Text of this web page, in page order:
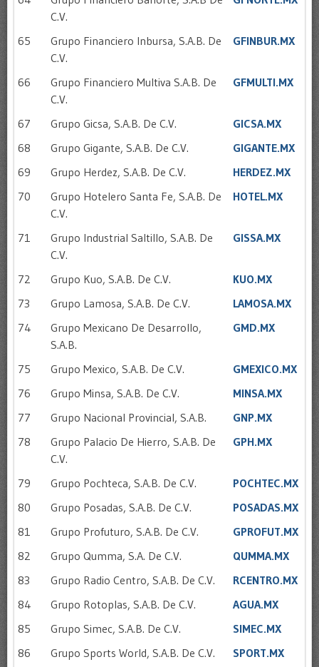
C.V.
65
Grupo Financiero Inbursa, S.A.B. De
C.V.
GFINBUR.MX
66
Grupo Financiero Multiva S.A.B. De
C.V.
GFMULTI.MX
67 Grupo Gicsa, S.A.B. De C.V.
GICSA.MX
68
Grupo Gigante, S.A.B. De C.V.
GIGANTE.MX
69
Grupo Herdez, S.A.B. De C.V.
HERDEZ.MX
70
Grupo Hotelero Santa Fe, S.A.B. De
C.V.
HOTEL.MX
71
Grupo Industrial Saltillo, S.A.B. De
C.V.
GISSA.MX
72 Grupo Kuo, S.A.B. De C.V.
KUO.MX
73
Grupo Lamosa, S.A.B. De C.V.
LAMOSA.MX
74
Grupo Mexicano De Desarrollo,
S.A.B.
GMD.MX
75 Grupo Mexico, S.A.B. De C.V.
GMEXICO.MX
76
Grupo Minsa, S.A.B. De C.V.
MINSA.MX
77
Grupo Nacional Provincial, S.A.B.
GNP.MX
78
Grupo Palacio De Hierro, S.A.B. De
C.V.
GPH.MX
79 Grupo Pochteca, S.A.B. De C.V.
POCHTEC.MX
80
Grupo Posadas, S.A.B. De C.V.
POSADAS.MX
81
Grupo Profuturo, S.A.B. De C.V.
GPROFUT.MX
82
Grupo Qumma, S.A. De C.V.
QUMMA.MX
83
Grupo Radio Centro, S.A.B. De C.V.
RCENTRO.MX
84
Grupo Rotoplas, S.A.B. De C.V.
AGUA.MX
85
Grupo Simec, S.A.B. De C.V.
SIMEC.MX
86
Grupo Sports World, S.A.B. De C.V.
SPORT.MX